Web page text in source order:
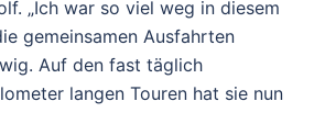
„Ich war so viel weg in diesem
gemeinsamen Ausfahrten
Auf den fast täglich
langen Touren hat sie nun